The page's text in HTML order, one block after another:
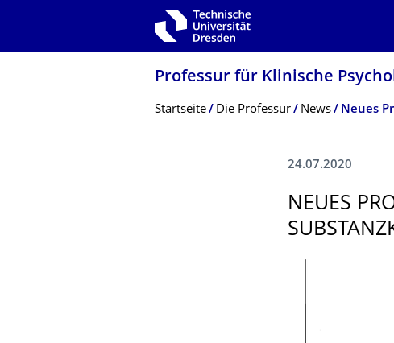
Zur Hauptnavigation springen
Professur für Klinische
Breadcrumb-Menü
Startseite Die Professur News
24.07.2020
NEUES